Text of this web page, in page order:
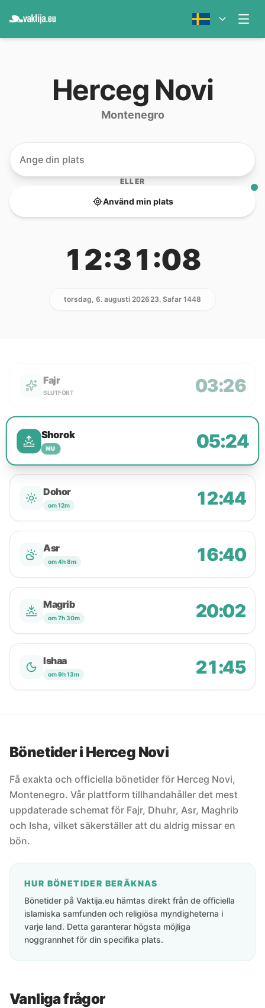
Herceg Novi
Montenegro
ELLER
Använd min plats
12:31:08
torsdag, 6. augusti 202623. Safar 1448
Fajr
SLUTFÖRT 03:26
Shorok
NU 05:24
Dohor
om 12m 12:44
Asr
om 4h 8m 16:40
Magrib
om 7h 30m 20:02
Ishaa
om 9h 13m 21:45
Bönetider i Herceg Novi
Få exakta och officiella bönetider för Herceg Novi,
Montenegro. Vår plattform tillhandahåller det mest
uppdaterade schemat för Fajr, Dhuhr, Asr, Maghrib
och Isha, vilket säkerställer att du aldrig missar en
bön.
HUR BÖNETIDER BERÄKNAS
Bönetider på Vaktija.eu hämtas direkt från de officiella
islamiska samfunden och religiösa myndigheterna i
varje land. Detta garanterar högsta möjliga
noggrannhet för din specifika plats.
Vanliga frågor